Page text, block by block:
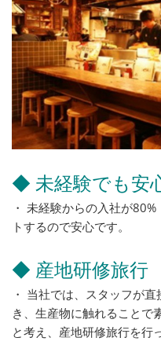
◆ 未経験でも安
・ 未経験からの入社が
トするので安心です。
◆ 産地研修旅行
・ 当社では、スタッフが
き、生産物に触れることで
と考え、産地研修旅行を行